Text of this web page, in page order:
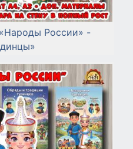
России» -